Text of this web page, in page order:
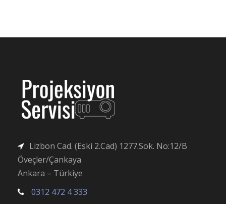
Lizbon Cad. (Eski 2.Cad) 1277.Sok. No:12/B
Öveçler/Çankaya
Ankara – Türkiye
0312 472 4 333